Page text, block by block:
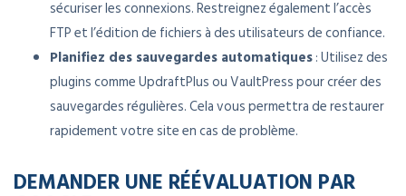
sécuriser les connexions. Restreignez également l’accès
FTP et l’édition de fichiers à des utilisateurs de confiance.
Planifiez des sauvegardes automatiques: Utilisez des
plugins comme UpdraftPlus ou VaultPress pour créer des
sauvegardes régulières. Cela vous permettra de restaurer
rapidement votre site en cas de problème.
DEMANDER UNE RÉÉVALUATION PAR